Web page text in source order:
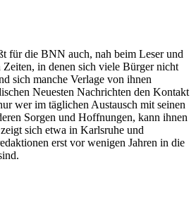
für die BNN auch, nah beim Leser und
in denen sich viele Bürger nicht
sich manche Verlage von ihnen
Neuesten Nachrichten den Kontakt
wer im täglichen Austausch mit seinen
Sorgen und Hoffnungen, kann ihnen
sich etwa in Karlsruhe und
erst vor wenigen Jahren in die